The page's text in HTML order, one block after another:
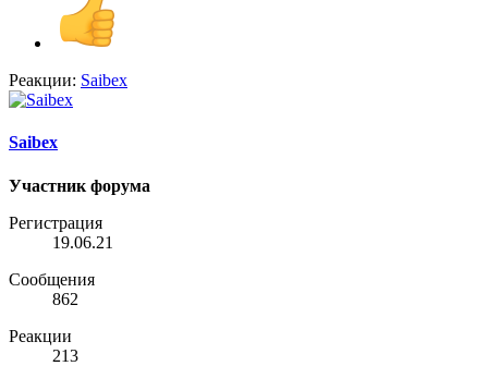
Реакции: Saibex
Saibex
Участник форума
Регистрация
19.06.21
Сообщения
862
Реакции
213